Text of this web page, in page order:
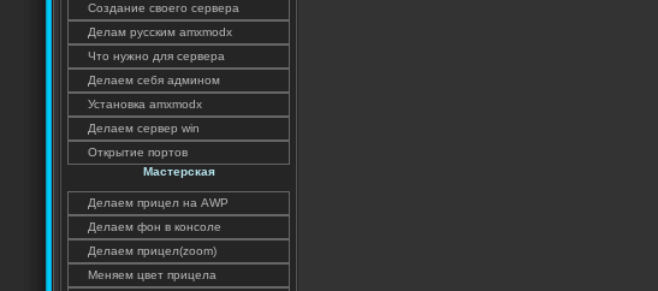
Создание своего сервера
Делам русским amxmodx
Что нужно для сервера
Делаем себя админом
Установка amxmodx
Делаем сервер win
Открытие портов
Мастерская
Делаем прицел на AWP
Делаем фон в консоле
Делаем прицел(zoom)
Меняем цвет прицела